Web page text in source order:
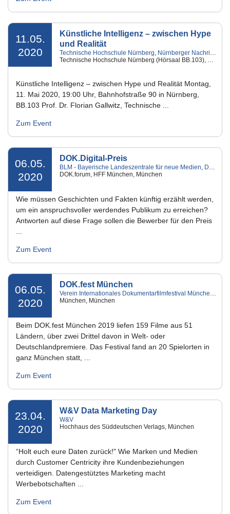
11.05.
2020
Künstliche Intelligenz – zwischen Hype
und Realität
Technische Hochschule Nürnberg, Nürnberger Nachrichten
Technische Hochschule Nürnberg (Hörsaal BB.103), Nürnberg
Künstliche Intelligenz – zwischen Hype und Realität Montag,
11. Mai 2020, 19:00 Uhr, Bahnhofstraße 90 in Nürnberg,
BB.103 Prof. Dr. Florian Gallwitz, Technische ...
Zum Event
06.05.
2020
DOK.Digital-Preis
BLM - Bayerische Landeszentrale für neue Medien, DOK.fest
DOK.forum, HFF München, München
Wie müssen Geschichten und Fakten künftig erzählt werden,
um ein anspruchsvoller werdendes Publikum zu erreichen?
Antworten auf diese Frage sollen die Bewerber für den Preis
Zum Event
06.05.
2020
DOK.fest München
Verein Internationales Dokumentarfilmfestival München e.V.
München, München
Beim DOK.fest München 2019 liefen 159 Filme aus 51
Ländern, über zwei Drittel davon in Welt- oder
Deutschlandpremiere. Das Festival fand an 20 Spielorten in
ganz München statt, ...
Zum Event
23.04.
2020
W&V Data Marketing Day
W&V
Hochhaus des Süddeutschen Verlags, München
“Holt euch eure Daten zurück!" Wie Marken und Medien
durch Customer Centricity ihre Kundenbeziehungen
verteidigen. Datengestütztes Marketing macht
Werbebotschaften ...
Zum Event